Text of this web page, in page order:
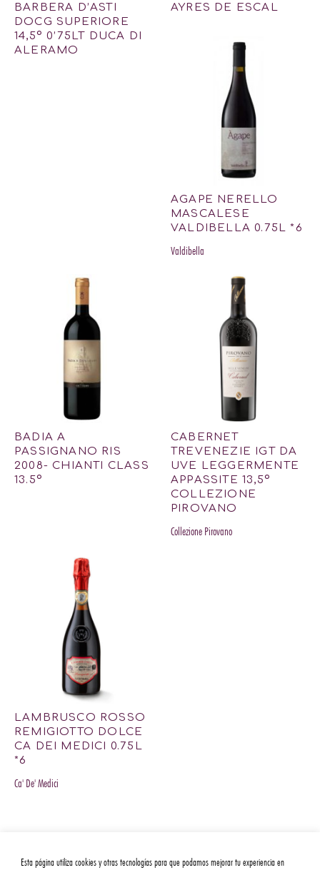
Esta página utiliza cookies y otras tecnologías para que podamos mejorar tu experiencia en
BARBERA D’ASTI
DOCG SUPERIORE
14,5º 0’75LT DUCA DI
ALERAMO
AYRES DE ESCAL
AGAPE NERELLO
MASCALESE
VALDIBELLA 0.75L *6
Valdibella
BADIA A
PASSIGNANO RIS
2008- CHIANTI CLASS
13.5º
CABERNET
TREVENEZIE IGT DA
UVE LEGGERMENTE
APPASSITE 13,5º
COLLEZIONE
PIROVANO
Collezione Pirovano
LAMBRUSCO ROSSO
REMIGIOTTO DOLCE
CA DEI MEDICI 0.75L
*6
Ca' De' Medici